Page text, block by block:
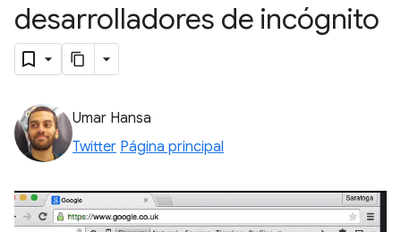
desarrolladores de incógnito
Umar Hansa
Twitter Página principal